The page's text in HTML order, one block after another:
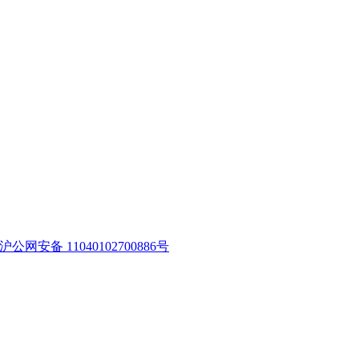
沪公网安备 11040102700886号